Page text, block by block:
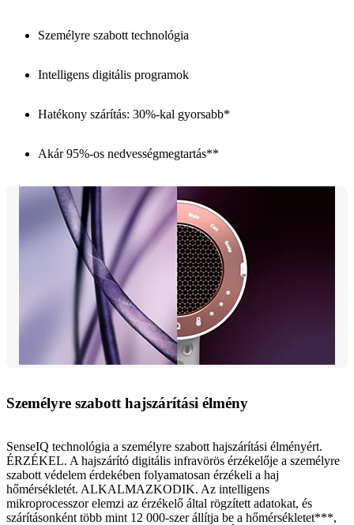
Személyre szabott technológia
Intelligens digitális programok
Hatékony szárítás: 30%-kal gyorsabb*
Akár 95%-os nedvességmegtartás**
Személyre szabott hajszárítási élmény
SenseIQ technológia a személyre szabott hajszárítási élményért.
ÉRZÉKEL. A hajszárító digitális infravörös érzékelője a személyre
szabott védelem érdekében folyamatosan érzékeli a haj
hőmérsékletét. ALKALMAZKODIK. Az intelligens
mikroprocesszor elemzi az érzékelő által rögzített adatokat, és
szárításonként több mint 12 000-szer állítja be a hőmérsékletet***,